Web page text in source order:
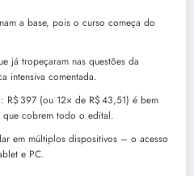
a base, pois o curso começa do
já tropeçaram nas questões da
intensiva comentada.
R$ 397 (ou 12× de R$ 43,51) é bem
que cobrem todo o edital.
em múltiplos dispositivos – o acesso
e PC.